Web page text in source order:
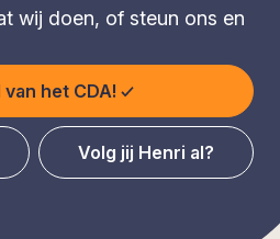
wij doen, of steun ons en
het CDA!
Volg jij Henri al?